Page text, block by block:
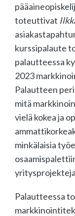
toteuttivat
kurssipalaute
palautteessa
2023
Palautteen
mitä
vielä kokea ja
minkälaisia
Palautteessa